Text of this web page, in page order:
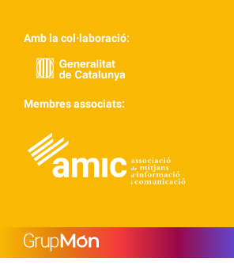
Amb la col·laboració:
Membres associats: